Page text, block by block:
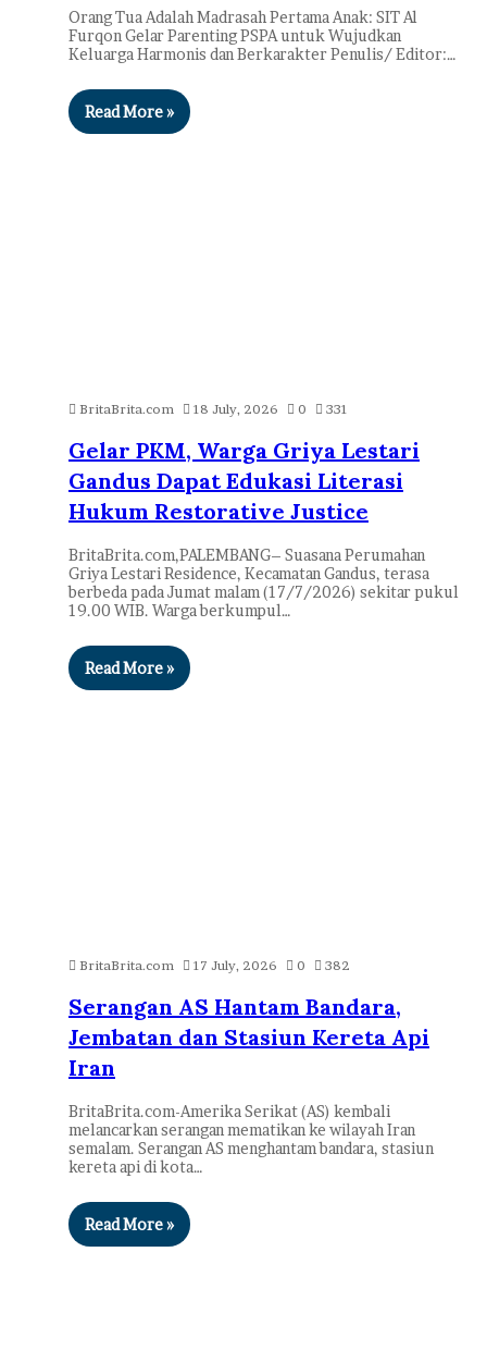
Orang Tua Adalah Madrasah Pertama Anak: SIT Al
Furqon Gelar Parenting PSPA untuk Wujudkan
Keluarga Harmonis dan Berkarakter Penulis/ Editor:…
Read More »
BritaBrita.com 18 July, 2026 0 331
Gelar PKM, Warga Griya Lestari
Gandus Dapat Edukasi Literasi
Hukum Restorative Justice
BritaBrita.com,PALEMBANG– Suasana Perumahan
Griya Lestari Residence, Kecamatan Gandus, terasa
berbeda pada Jumat malam (17/7/2026) sekitar pukul
19.00 WIB. Warga berkumpul…
Read More »
BritaBrita.com 17 July, 2026 0 382
Serangan AS Hantam Bandara,
Jembatan dan Stasiun Kereta Api
Iran
BritaBrita.com-Amerika Serikat (AS) kembali
melancarkan serangan mematikan ke wilayah Iran
semalam. Serangan AS menghantam bandara, stasiun
kereta api di kota…
Read More »